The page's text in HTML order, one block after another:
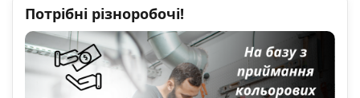
Потрібні різноробочі!